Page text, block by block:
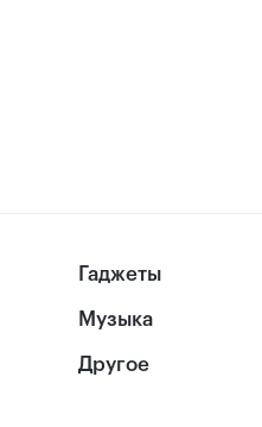
Гаджеты
Музыка
Другое